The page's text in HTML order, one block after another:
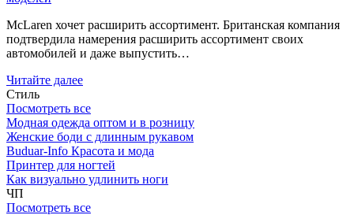
McLaren хочет расширить ассортимент. Британская компания
подтвердила намерения расширить ассортимент своих
автомобилей и даже выпустить…
Читайте далее
Стиль
Посмотреть все
Модная одежда оптом и в розницу
Женские боди с длинным рукавом
Buduar-Info Красота и мода
Принтер для ногтей
Как визуально удлинить ноги
ЧП
Посмотреть все